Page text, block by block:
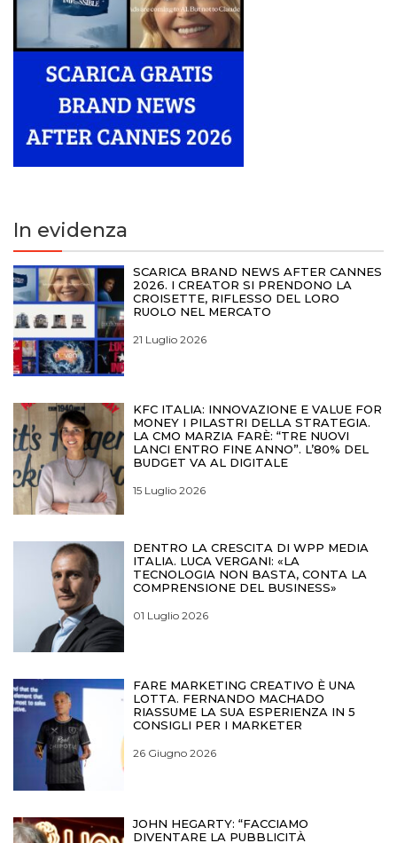
In evidenza
SCARICA BRAND NEWS AFTER CANNES
2026. I CREATOR SI PRENDONO LA
CROISETTE, RIFLESSO DEL LORO
RUOLO NEL MERCATO
21 Luglio 2026
KFC ITALIA: INNOVAZIONE E VALUE FOR
MONEY I PILASTRI DELLA STRATEGIA.
LA CMO MARZIA FARÈ: “TRE NUOVI
LANCI ENTRO FINE ANNO”. L’80% DEL
BUDGET VA AL DIGITALE
15 Luglio 2026
DENTRO LA CRESCITA DI WPP MEDIA
ITALIA. LUCA VERGANI: «LA
TECNOLOGIA NON BASTA, CONTA LA
COMPRENSIONE DEL BUSINESS»
01 Luglio 2026
FARE MARKETING CREATIVO È UNA
LOTTA. FERNANDO MACHADO
RIASSUME LA SUA ESPERIENZA IN 5
CONSIGLI PER I MARKETER
26 Giugno 2026
JOHN HEGARTY: “FACCIAMO
DIVENTARE LA PUBBLICITÀ